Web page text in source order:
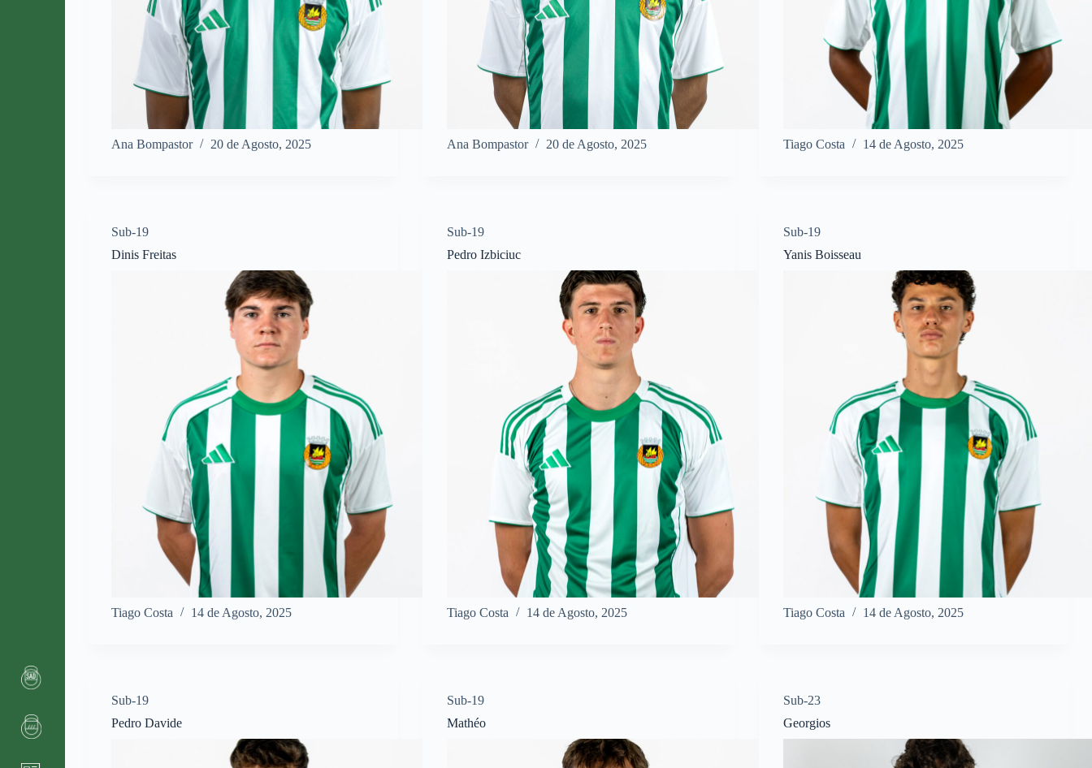
Ana Bompastor 20 de Agosto, 2025 Ana Bompastor 20 de Agosto, 2025 Tiago Costa 14 de Agosto, 2025
Sub-19
Dinis Freitas
Tiago Costa 14 de Agosto, 2025
Sub-19
Pedro Izbiciuc
Tiago Costa 14 de Agosto, 2025
Sub-19
Yanis Boisseau
Tiago Costa 14 de Agosto, 2025
Sub-19
Pedro Davide
Sub-19
Mathéo
Sub-23
Georgios